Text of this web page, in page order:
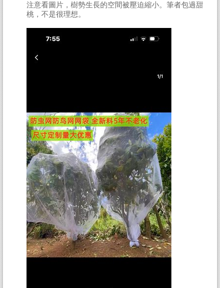
注意看圖片，樹勢生長的空間被壓迫縮小。筆者包過甜
桃，不是很理想。